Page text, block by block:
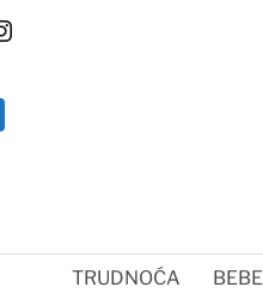
TRUDNOĆA BEBE